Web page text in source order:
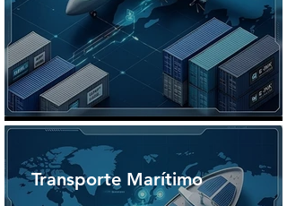
Transporte Marítimo